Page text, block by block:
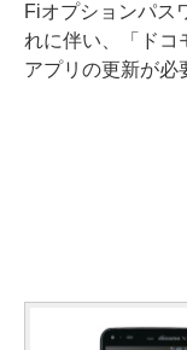
Fiオプションパス
れに伴い、「ドコ
アプリの更新が必